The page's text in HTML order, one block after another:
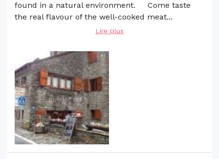
found in a natural environment. Come taste
the real flavour of the well-cooked meat...
Lire plus